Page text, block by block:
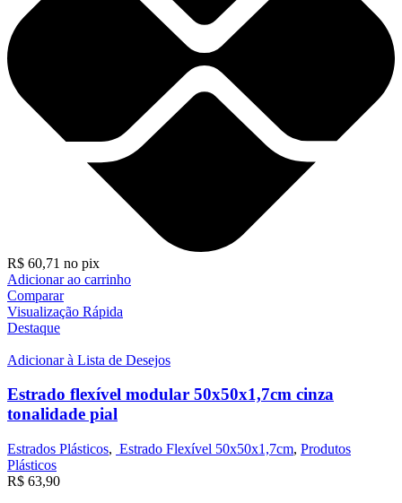
R$ 60,71 no pix
Adicionar ao carrinho
Comparar
Visualização Rápida
Destaque
Adicionar à Lista de Desejos
Estrado flexível modular 50x50x1,7cm cinza
tonalidade pial
Estrados Plásticos, Estrado Flexível 50x50x1,7cm, Produtos
Plásticos
R$ 63,90